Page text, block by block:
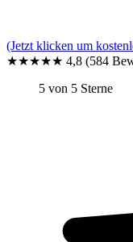
(Jetzt klicken um
★★★★★ 4,8 (584
5 von 5 Sterne